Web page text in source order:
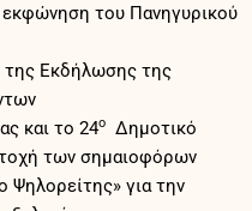
του Πανηγυρικού
της Εκδήλωσης της
και το 24ο
Δημοτικό
των σημαιοφόρων
Ψηλορείτης» για την